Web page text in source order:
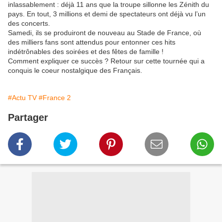
inlassablement : déjà 11 ans que la troupe sillonne les Zénith du
pays. En tout, 3 millions et demi de spectateurs ont déjà vu l’un
des concerts.
Samedi, ils se produiront de nouveau au Stade de France, où
des milliers fans sont attendus pour entonner ces hits
indétrônables des soirées et des fêtes de famille !
Comment expliquer ce succès ? Retour sur cette tournée qui a
conquis le coeur nostalgique des Français.
#Actu TV #France 2
Partager